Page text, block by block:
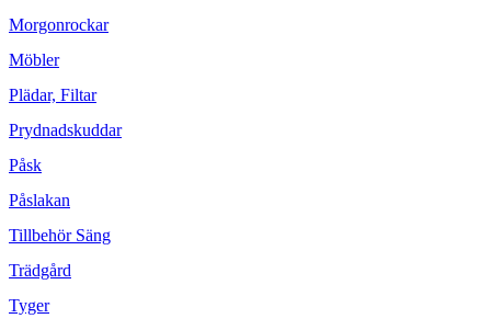
Morgonrockar
Möbler
Plädar, Filtar
Prydnadskuddar
Påsk
Påslakan
Tillbehör Säng
Trädgård
Tyger